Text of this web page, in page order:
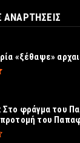
ΑΝΑΡΤΗΣΕΙΣ
«ξέθαψε»
Στο φράγμα του
του